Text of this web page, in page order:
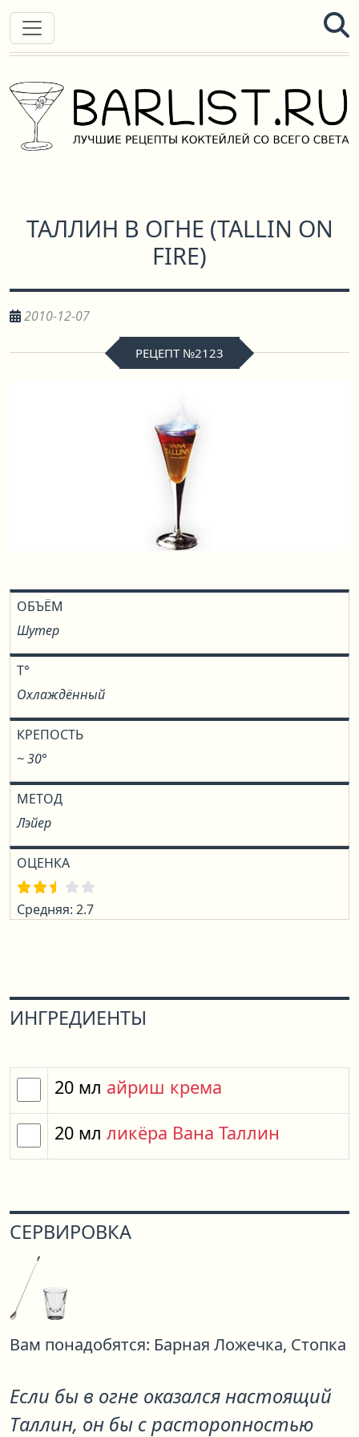
ТАЛЛИН В ОГНЕ (TALLIN ON
FIRE)
2010-12-07
РЕЦЕПТ №2123
ОБЪЁМ
Шутер
T°
Охлаждённый
КРЕПОСТЬ
~ 30°
МЕТОД
Лэйер
ОЦЕНКА
Средняя: 2.7
ИНГРЕДИЕНТЫ
20 мл айриш крема
20 мл ликёра Вана Таллин
СЕРВИРОВКА
Вам понадобятся: Барная Ложечка, Стопка
Если бы в огне оказался настоящий
Таллин, он бы с расторопностью